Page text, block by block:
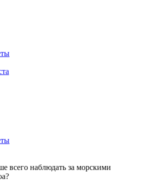
всего наблюдать за морскими